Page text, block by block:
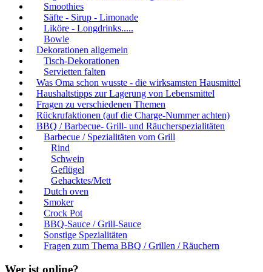
Smoothies
Säfte - Sirup - Limonade
Liköre - Longdrinks.....
Bowle
Dekorationen allgemein
Tisch-Dekorationen
Servietten falten
Was Oma schon wusste - die wirksamsten Hausmittel
Haushaltstipps zur Lagerung von Lebensmittel
Fragen zu verschiedenen Themen
Rückrufaktionen (auf die Charge-Nummer achten)
BBQ / Barbecue- Grill- und Räucherspezialitäten
Barbecue / Spezialitäten vom Grill
Rind
Schwein
Geflügel
Gehacktes/Mett
Dutch oven
Smoker
Crock Pot
BBQ-Sauce / Grill-Sauce
Sonstige Spezialitäten
Fragen zum Thema BBQ / Grillen / Räuchern
Wer ist online?